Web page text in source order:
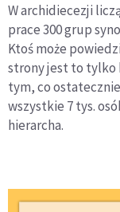
W archidiecezji
prace 300 grup
Ktoś może
strony jest to tylko
tym, co
wszystkie 7 tys.
hierarcha.